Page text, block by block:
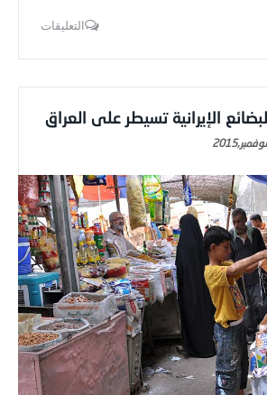
التعليقات
الإيرانية تسيطر على العراق